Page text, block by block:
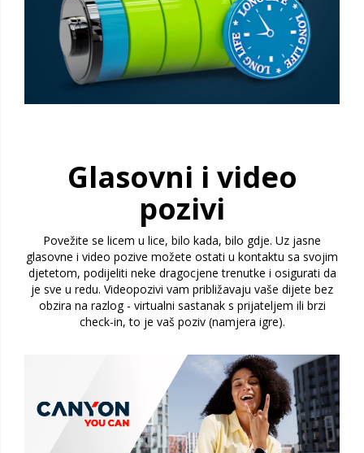
Glasovni i video
pozivi
Povežite se licem u lice, bilo kada, bilo gdje. Uz jasne
glasovne i video pozive možete ostati u kontaktu sa svojim
djetetom, podijeliti neke dragocjene trenutke i osigurati da
je sve u redu. Videopozivi vam približavaju vaše dijete bez
obzira na razlog - virtualni sastanak s prijateljem ili brzi
check-in, to je vaš poziv (namjera igre).